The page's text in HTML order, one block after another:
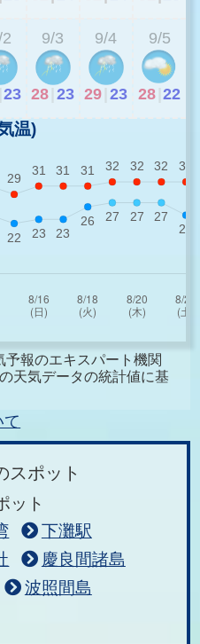
23
9/3
28 23
9/4
29 23
9/5
28 22
温)
報のエキスパート機関
天気データの統計値に基
スポット
ット
下灘駅
慶良間諸島
波照間島